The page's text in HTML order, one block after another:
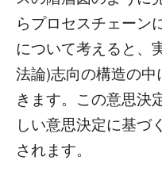
らプロセスチェーン
について考えると、
法論)志向の構造の
きます。この意思決
しい意思決定に基づ
されます。